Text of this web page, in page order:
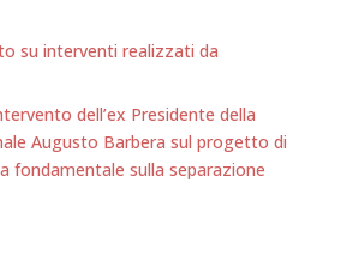
su interventi realizzati da
dell’ex Presidente della
Augusto Barbera sul progetto di
fondamentale sulla separazione